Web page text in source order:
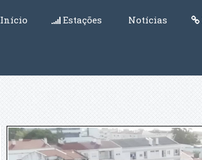
Início Estações Notícias